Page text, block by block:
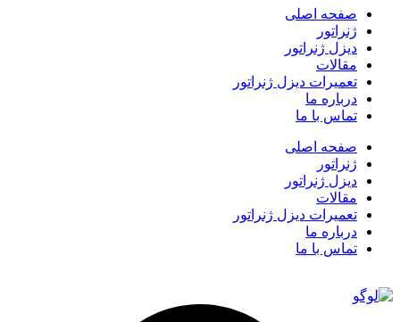
صفحه اصلی
ژنراتور
دیزل ژنراتور
مقالات
تعمیرات دیزل ژنراتور
درباره ما
تماس با ما
صفحه اصلی
ژنراتور
دیزل ژنراتور
مقالات
تعمیرات دیزل ژنراتور
درباره ما
تماس با ما